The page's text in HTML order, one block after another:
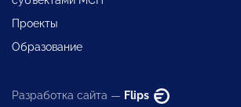
Проекты
Образование
Разработка сайта — Flips